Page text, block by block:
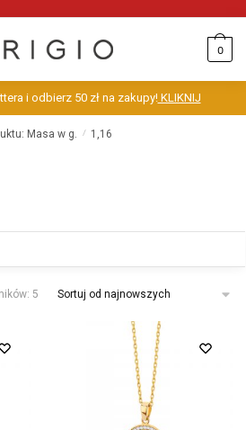
0
i odbierz 50 zł na zakupy!KLIKNIJ
Masa w g. / 1,16
5